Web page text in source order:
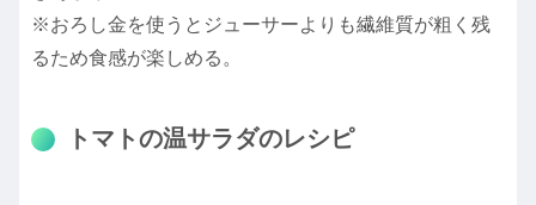
※おろし金を使うとジューサーよりも繊維質が粗く残
るため食感が楽しめる。
トマトの温サラダのレシピ